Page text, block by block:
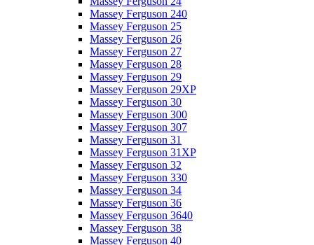
Massey Ferguson 240
Massey Ferguson 25
Massey Ferguson 26
Massey Ferguson 27
Massey Ferguson 28
Massey Ferguson 29
Massey Ferguson 29XP
Massey Ferguson 30
Massey Ferguson 300
Massey Ferguson 307
Massey Ferguson 31
Massey Ferguson 31XP
Massey Ferguson 32
Massey Ferguson 330
Massey Ferguson 34
Massey Ferguson 36
Massey Ferguson 3640
Massey Ferguson 38
Massey Ferguson 40